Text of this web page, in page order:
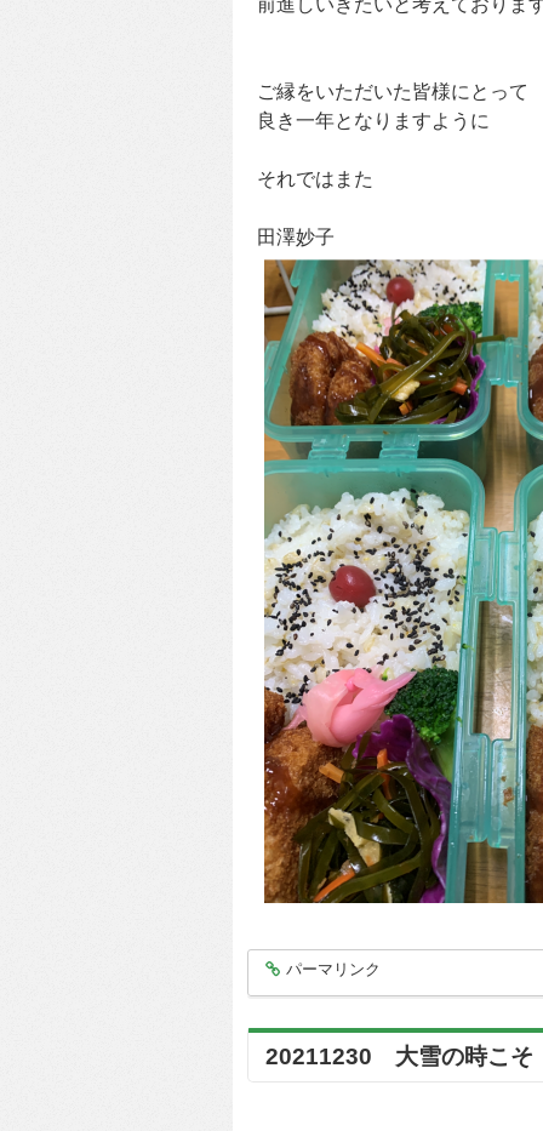
前進しいきたいと考えておりま
ご縁をいただいた皆様にとって
良き一年となりますように
それではまた
田澤妙子
entry6925
パーマリンク
20211230 大雪の時こ